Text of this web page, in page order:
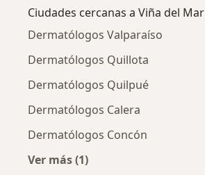
Ciudades cercanas a Viña del Mar
Dermatólogos Valparaíso
Dermatólogos Quillota
Dermatólogos Quilpué
Dermatólogos Calera
Dermatólogos Concón
Ver más (1)